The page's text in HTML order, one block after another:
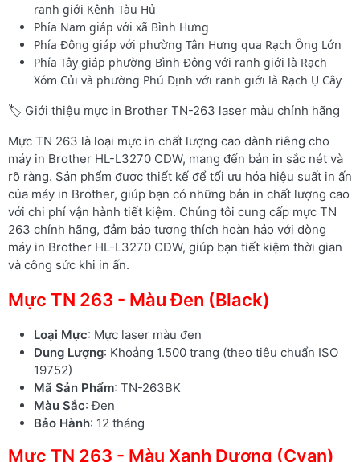
ranh giới Kênh Tàu Hủ
Phía Nam giáp với xã Bình Hưng
Phía Đông giáp với phường Tân Hưng qua Rạch Ông Lớn
Phía Tây giáp phường Bình Đông với ranh giới là Rạch
Xóm Củi và phường Phú Định với ranh giới là Rạch Ụ Cây
🏷️ Giới thiệu mực in Brother TN-263 laser màu chính hãng
Mực TN 263 là loại mực in chất lượng cao dành riêng cho
máy in Brother HL-L3270 CDW, mang đến bản in sắc nét và
rõ ràng. Sản phẩm được thiết kế để tối ưu hóa hiệu suất in ấn
của máy in Brother, giúp bạn có những bản in chất lượng cao
với chi phí vận hành tiết kiệm. Chúng tôi cung cấp mực TN
263 chính hãng, đảm bảo tương thích hoàn hảo với dòng
máy in Brother HL-L3270 CDW, giúp bạn tiết kiệm thời gian
và công sức khi in ấn.
Mực TN 263 - Màu Đen (Black)
Loại Mực: Mực laser màu đen
Dung Lượng: Khoảng 1.500 trang (theo tiêu chuẩn ISO
19752)
Mã Sản Phẩm: TN-263BK
Màu Sắc: Đen
Bảo Hành: 12 tháng
Mực TN 263 - Màu Xanh Dương (Cyan)